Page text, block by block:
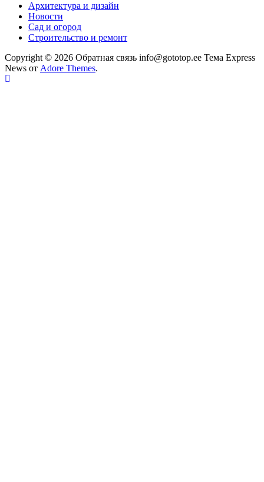
Архитектура и дизайн
Новости
Сад и огород
Строительство и ремонт
Copyright © 2026 Обратная связь info@gototop.ee Тема Express
News от Adore Themes.